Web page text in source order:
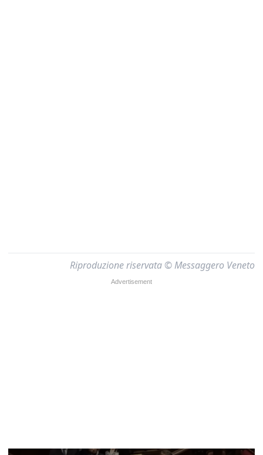
Riproduzione riservata © Messaggero Veneto